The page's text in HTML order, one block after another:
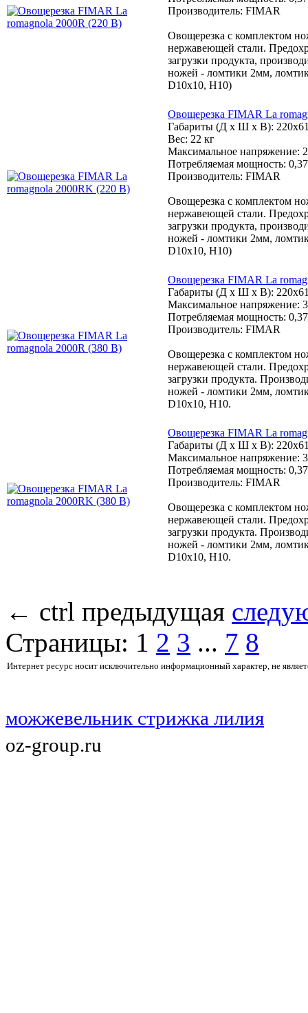
Производитель: FIMAR
Овощерезка с комплектом
нержавеющей стали.
загрузки продукта,
ножей - ломтики 2мм,
D10x10, H10)
Овощерезка FIMAR La
Габариты (Д х Ш х В):
Вес: 22 кг
Максимальное напряжение:
Потребляемая мощность:
Производитель: FIMAR
Овощерезка с комплектом
нержавеющей стали.
загрузки продукта,
ножей - ломтики 2мм,
D10x10, H10)
Овощерезка FIMAR La
Габариты (Д х Ш х В):
Максимальное напряжение:
Потребляемая мощность:
Производитель: FIMAR
Овощерезка с комплектом
нержавеющей стали.
загрузки продукта.
ножей - ломтики 2мм,
D10x10, H10.
Овощерезка FIMAR La
Габариты (Д х Ш х В):
Максимальное напряжение:
Потребляемая мощность:
Производитель: FIMAR
Овощерезка с комплектом
нержавеющей стали.
загрузки продукта.
ножей - ломтики 2мм,
D10x10, H10.
← ctrl предыдущая
Страницы: 1 2 3 ... 7 8
Интернет ресурс носит исключительно информационный характер, не
можжевельник стрижка лилия
oz-group.ru